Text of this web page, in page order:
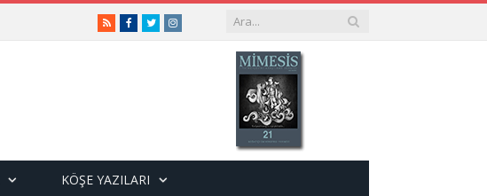
RSSFacebook
TwitterInstagram
KÖŞE YAZILARI